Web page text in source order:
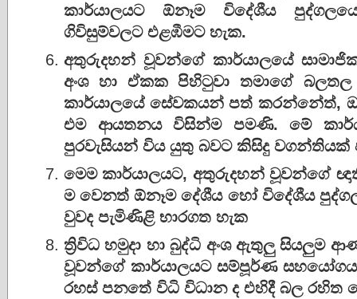
කාර්යාලයට ඕනෑම විදේශීය
ගිවිසුම්වලට එළඹීමට හැක.
අතුරුදහන් වූවන්ගේ කාර්යාලයේ
අංශ හා ඒකක පිහිටුවා තමාගේ
කාර්යාලයේ සේවකයන් පත් කරන්නේත්,
එම ආයතනය විසින්ම පමණි. මේ
පුරවැසියන් විය යුතු බවට කිසිදු
මෙම කාර්යාලයට, අතුරුදහන් වූවන්ගේ
ම වෙනත් ඕනෑම දේශීය හෝ විදේශීය
වුවද පැමිණිළි භාරගත හැක
ත්‍රිවිධ හමුදා හා බුද්ධි අංශ ඇතුලු
වූවන්ගේ කාර්යාලයට සම්පූර්ණ සහයෝගය
රහස් පනතේ විධි විධාන ද එහිදී බල රහිත